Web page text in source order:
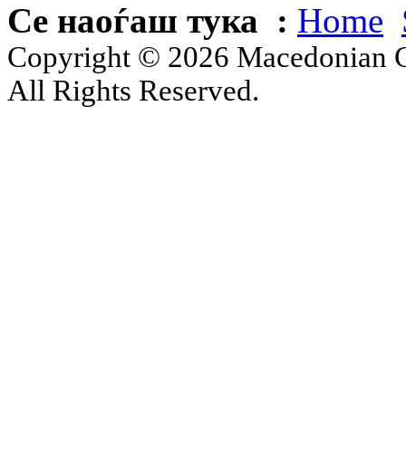
Се наоѓаш тука : Home
Copyright © 2026 Macedonian
All Rights Reserved.